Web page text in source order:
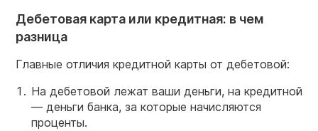
Дебетовая карта или кредитная: в чем
разница
Главные отличия кредитной карты от дебетовой:
На дебетовой лежат ваши деньги, на кредитной
— деньги банка, за которые начисляются
проценты.